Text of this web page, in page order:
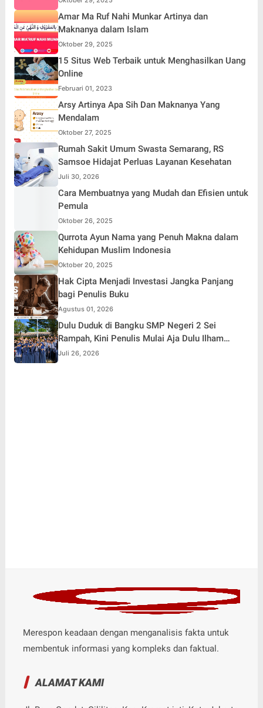
Amar Ma Ruf Nahi Munkar Artinya dan
Maknanya dalam Islam
Oktober 29, 2025
15 Situs Web Terbaik untuk Menghasilkan Uang
Online
Februari 01, 2023
Arsy Artinya Apa Sih Dan Maknanya Yang
Mendalam
Oktober 27, 2025
Rumah Sakit Umum Swasta Semarang, RS
Samsoe Hidajat Perluas Layanan Kesehatan
Juli 30, 2026
Cara Membuatnya yang Mudah dan Efisien untuk
Pemula
Oktober 26, 2025
Qurrota Ayun Nama yang Penuh Makna dalam
Kehidupan Muslim Indonesia
Oktober 20, 2025
Hak Cipta Menjadi Investasi Jangka Panjang
bagi Penulis Buku
Agustus 01, 2026
Dulu Duduk di Bangku SMP Negeri 2 Sei
Rampah, Kini Penulis Mulai Aja Dulu Ilham
Febryan Kembali sebagai Pemateri untuk
Menginspirasi Generasi Muda
Juli 26, 2026
Merespon keadaan dengan menganalisis fakta untuk
membentuk informasi yang kompleks dan faktual.
ALAMAT KAMI